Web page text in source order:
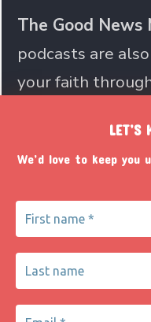
LET’S
We’d love to keep
The Good News
podcasts are
your faith
Join us in
faith with the